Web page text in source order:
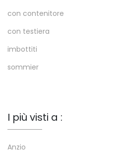
con contenitore
con testiera
imbottiti
sommier
I più visti a :
Anzio